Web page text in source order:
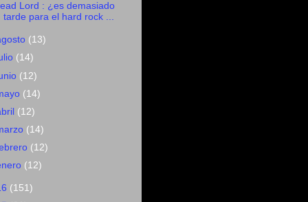
Lord : ¿es demasiado
tarde para el hard rock ...
(13)
(14)
(12)
(14)
(12)
(14)
(12)
(12)
(151)